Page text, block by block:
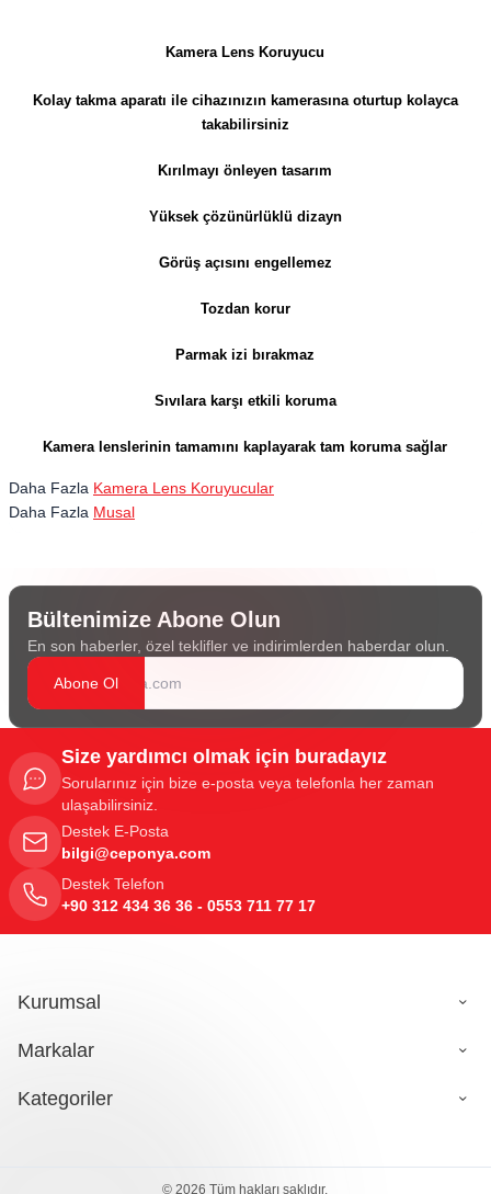
Kamera Lens Koruyucu
Kolay takma aparatı ile cihazınızın kamerasına oturtup kolayca
takabilirsiniz
Kırılmayı önleyen tasarım
Yüksek çözünürlüklü dizayn
Görüş açısını engellemez
Tozdan korur
Parmak izi bırakmaz
Sıvılara karşı etkili koruma
Kamera lenslerinin tamamını kaplayarak tam koruma sağlar
Daha Fazla Kamera Lens Koruyucular
Daha Fazla Musal
Bültenimize Abone Olun
En son haberler, özel teklifler ve indirimlerden haberdar olun.
Abone Ol
Size yardımcı olmak için buradayız
Sorularınız için bize e-posta veya telefonla her zaman
ulaşabilirsiniz.
Destek E-Posta
bilgi@ceponya.com
Destek Telefon
+90 312 434 36 36 - 0553 711 77 17
Kurumsal
Markalar
Kategoriler
© 2026 Tüm hakları saklıdır.